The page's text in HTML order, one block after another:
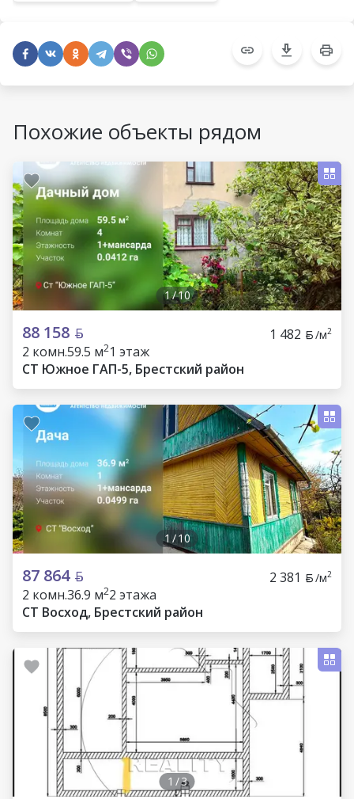
Похожие объекты рядом
1/10
88 158 1 482 /м2
2 комн.59.5 м21 этаж
СТ Южное ГАП-5, Брестский район
1 /10
87 864 2 381 /м2
2 комн.36.9 м22 этажа
СТ Восход, Брестский район
1 /3